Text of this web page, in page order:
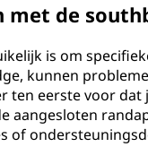
met de
is om
kunnen
ten eerste voor
aangesloten
of